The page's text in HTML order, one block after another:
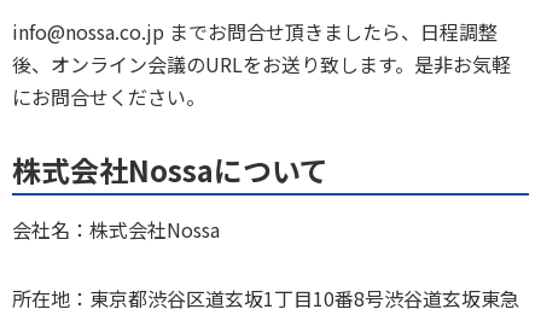
info@nossa.co.jp までお問合せ頂きましたら、日程調整
後、オンライン会議のURLをお送り致します。是非お気軽
にお問合せください。
株式会社Nossaについて
会社名：株式会社Nossa
所在地：東京都渋谷区道玄坂1丁目10番8号渋谷道玄坂東急